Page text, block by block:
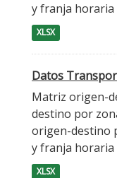
y franja horaria
XLSX
Datos
Matriz origen-
destino por
origen-destino
y franja horaria
XLSX